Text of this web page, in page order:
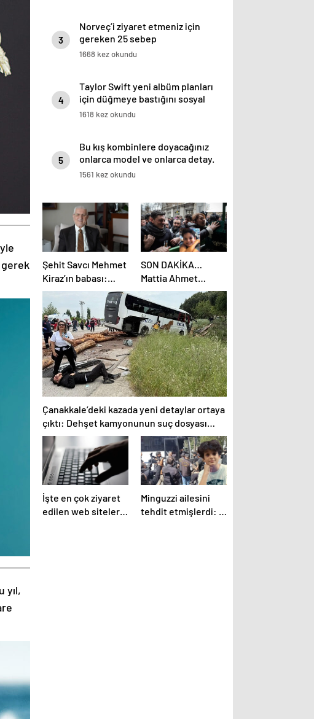
gerek
yıl,
3
Norveç’i ziyaret etmeniz için
gereken 25 sebep
1668 kez okundu
4
Taylor Swift yeni albüm planları
için düğmeye bastığını sosyal
medyadan duyurdu!
1618 kez okundu
5
Bu kış kombinlere doyacağınız
onlarca model ve onlarca detay.
1561 kez okundu
Şehit Savcı Mehmet
Kiraz’ın babası:
Oğlumuzu
seviyoruz ama
devletimizi
oğlumuzdan da çok
seviyoruz
SON DAKİKA…
Mattia Ahmet
Minguzzi’nin
ailesine tehdit
davasında yeni
gelişme: İşte 5
şüpheli hakkında
istenen ceza!
Çanakkale’deki kazada yeni detaylar ortaya
çıktı: Dehşet kamyonunun suç dosyası
kabarık!
İşte en çok ziyaret
edilen web siteleri!
Minguzzi ailesini
tehdit etmişlerdi: 5